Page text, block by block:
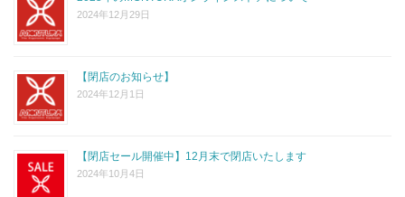
2024年12月29日
【閉店のお知らせ】
2024年12月1日
【閉店セール開催中】12月末で閉店いたします
2024年10月4日